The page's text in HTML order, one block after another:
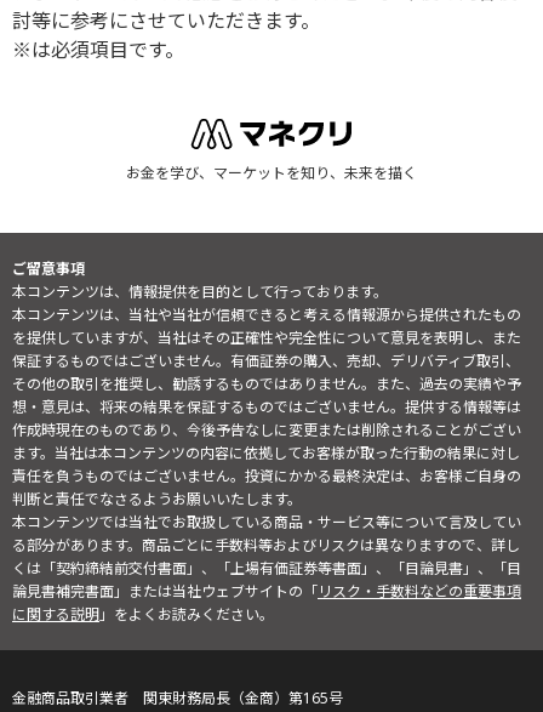
討等に参考にさせていただきます。
※は必須項目です。
お金を学び、マーケットを知り、未来を描く
ご留意事項
本コンテンツは、情報提供を目的として行っております。
本コンテンツは、当社や当社が信頼できると考える情報源から提供されたもの
を提供していますが、当社はその正確性や完全性について意見を表明し、また
保証するものではございません。有価証券の購入、売却、デリバティブ取引、
その他の取引を推奨し、勧誘するものではありません。また、過去の実績や予
想・意見は、将来の結果を保証するものではございません。提供する情報等は
作成時現在のものであり、今後予告なしに変更または削除されることがござい
ます。当社は本コンテンツの内容に依拠してお客様が取った行動の結果に対し
責任を負うものではございません。投資にかかる最終決定は、お客様ご自身の
判断と責任でなさるようお願いいたします。
本コンテンツでは当社でお取扱している商品・サービス等について言及してい
る部分があります。商品ごとに手数料等およびリスクは異なりますので、詳し
くは「契約締結前交付書面」、「上場有価証券等書面」、「目論見書」、「目
論見書補完書面」または当社ウェブサイトの「リスク・手数料などの重要事項
に関する説明」をよくお読みください。
金融商品取引業者 関東財務局長（金商）第165号